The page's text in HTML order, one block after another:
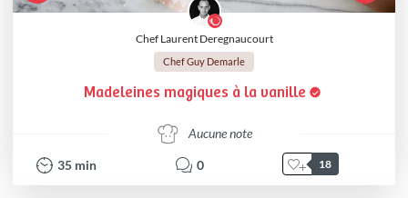
Chef Laurent Deregnaucourt
Chef Guy Demarle
Madeleines magiques à la vanille
Aucune note
35 min 0 18